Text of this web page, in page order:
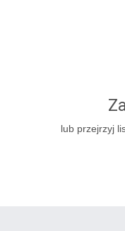
lub przejrzyj